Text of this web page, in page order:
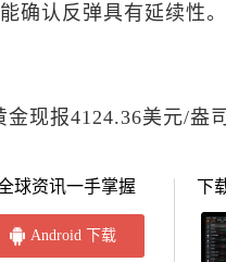
确认反弹具有延续性
金现报4124.36美元/盎
球资讯一手掌握
Android 下载
下